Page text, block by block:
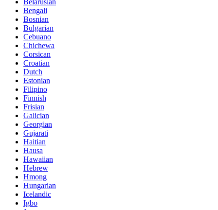
Belarusian
Bengali
Bosnian
Bulgarian
Cebuano
Chichewa
Corsican
Croatian
Dutch
Estonian
Filipino
Finnish
Frisian
Galician
Georgian
Gujarati
Haitian
Hausa
Hawaiian
Hebrew
Hmong
Hungarian
Icelandic
Igbo